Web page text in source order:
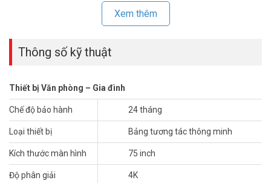
– Giao diện âm thanh và video khác nhau để truy cập thiết bị.
– Chip chuyển đổi mạng tích hợp giúp tiết kiệm chuyển đổi mạng.
– Hệ thống Android tích hợp cung cấp các loại ứng dụng.
– Tương thích với các thiết bị OPS/OPS-C, thực hiện chuyển đổi
– Thiết kế siêu mỏng với khung nhôm định hình.
– Kích thước: 1713.23 mm × 1025.53 mm × 82.5 mm
– Xuất xứ: Trung Quốc.
– Bảo hành: 24 tháng.
Đặt mua hàng Online HIKVISION DS-D5B75RB/EL ngay hôm nay để
được hỗ trợ giá tốt nhất. Tham khảo thêm thông tin tạiFacebook
Vuhoangtelecom
Xem thêm
Thông số kỹ thuật
Thiết bị Văn phòng – Gia đình
Chế độ bảo hành 24 tháng
Loại thiết bị Bảng tương tác thông minh
Kích thước màn hình 75 inch
Độ phân giải 4K